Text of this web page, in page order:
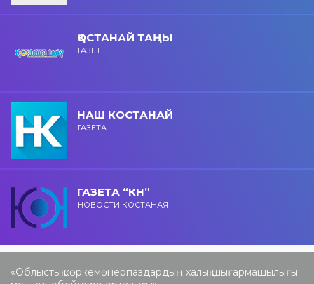
ҚОСТАНАЙ ТАҢЫ
ГАЗЕТІ
НАШ КОСТАНАЙ
ГАЗЕТА
ГАЗЕТА “КН”
НОВОСТИ КОСТАНАЯ
«Облыстық көркемөнерпаздардың халық шығармашылығы